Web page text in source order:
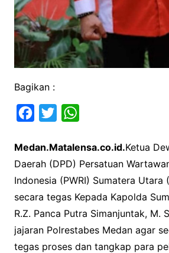
Bagikan :
c
e
b
o
o
k
i
t
e
r
a
t
s
A
p
p
Medan.Matalensa.co.id.Ketua
Daerah (DPD) Persatuan
Indonesia (PWRI) Sumatera Utara
secara tegas Kepada Kapolda
R.Z. Panca Putra Simanjuntak, M.
jajaran Polrestabes Medan agar
tegas proses dan tangkap para